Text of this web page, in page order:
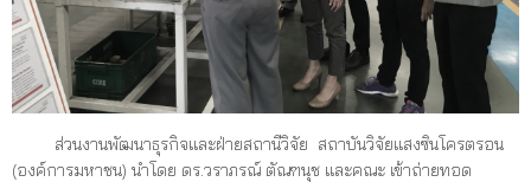
ส่วนงานพัฒนาธุรกิจและฝ่ายสถานีวิจัย สถาบันวิจัยแสงซินโครตรอน
(องค์การมหาชน) นำโดย ดร.วราภรณ์ ตัณฑนุช และคณะ เข้าถ่ายทอด